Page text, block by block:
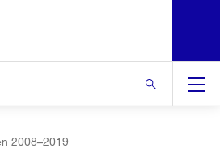
2008–2019